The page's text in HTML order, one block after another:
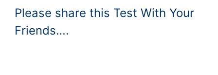
Please share this Test With Your
Friends….